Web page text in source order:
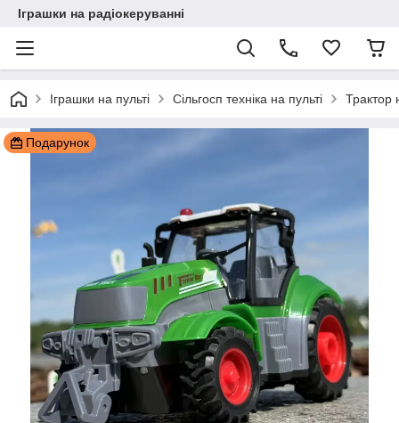
Іграшки на радіокеруванні
Іграшки на пульті Сільгосп техніка на пульті Трактор
Подарунок